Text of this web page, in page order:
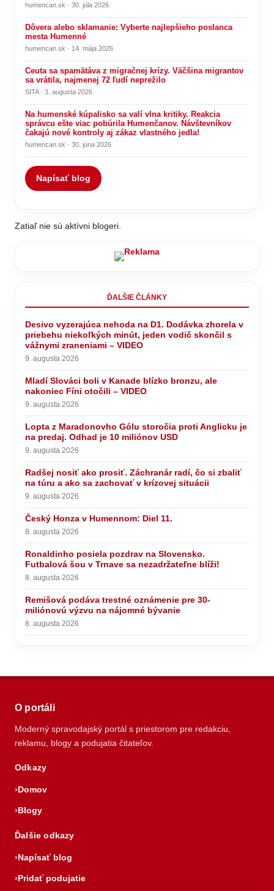
humencan.sk · 30. júla 2026
Dôvera alebo sklamanie: Vyberte najlepšieho poslanca
mesta Humenné
humencan.sk · 14. mája 2026
Ceuta sa spamätáva z migračnej krízy. Väčšina migrantov
sa vrátila, najmenej 72 ľudí neprežilo
SITA · 3. augusta 2026
Na humenské kúpalisko sa valí vlna kritiky. Reakcia
správcu ešte viac pobúrila Humenčanov. Návštevníkov
čakajú nové kontroly aj zákaz vlastného jedla!
humencan.sk · 30. júna 2026
Napísať blog
Zatiaľ nie sú aktívni blogeri.
ĎALŠIE ČLÁNKY
Desivo vyzerajúca nehoda na D1. Dodávka zhorela v
priebehu niekoľkých minút, jeden vodič skončil s
vážnymi zraneniami – VIDEO
9. augusta 2026
Mladí Slováci boli v Kanade blízko bronzu, ale
nakoniec Fíni otočili – VIDEO
9. augusta 2026
Lopta z Maradonovho Gólu storočia proti Anglicku je
na predaj. Odhad je 10 miliónov USD
9. augusta 2026
Radšej nosiť ako prosiť. Záchranár radí, čo si zbaliť
na túru a ako sa zachovať v krízovej situácii
9. augusta 2026
Český Honza v Humennom: Diel 11.
8. augusta 2026
Ronaldinho posiela pozdrav na Slovensko.
Futbalová šou v Trnave sa nezadržateľne blíži!
8. augusta 2026
Remišová podáva trestné oznámenie pre 30-
miliónovú výzvu na nájomné bývanie
8. augusta 2026
O portáli
Moderný spravodajský portál s priestorom pre redakciu,
reklamu, blogy a podujatia čitateľov.
Odkazy
Domov
Blogy
Ďalšie odkazy
Napísať blog
Pridať podujatie